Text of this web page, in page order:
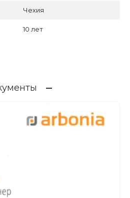
Чехия
10 лет